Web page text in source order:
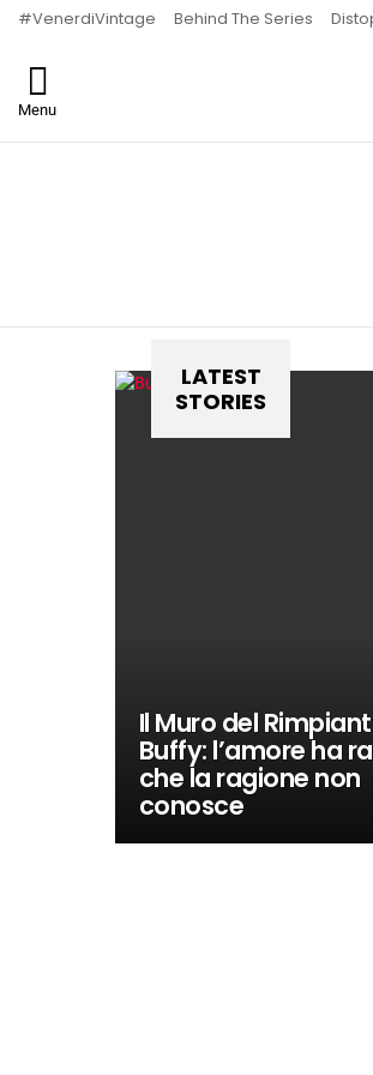
#VenerdiVintage Behind The Series
Menu
LATEST
STORIES
Il Muro del
Buffy: l’amore ha
che la ragione non
conosce